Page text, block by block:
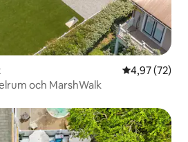
4,97 av 5 i
4,97 (72)
och MarshWalk